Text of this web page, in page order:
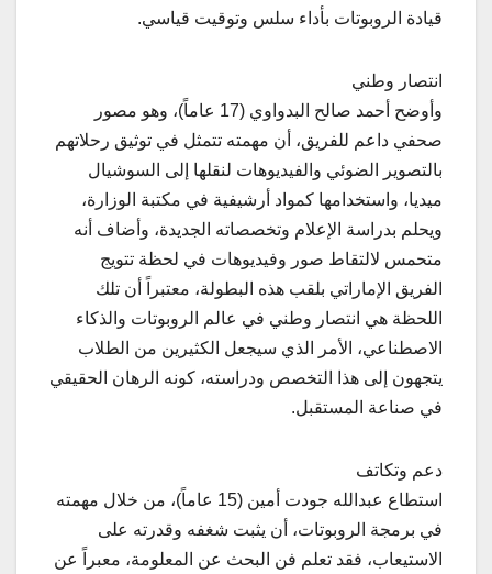
قيادة الروبوتات بأداء سلس وتوقيت قياسي.
انتصار وطني
وأوضح أحمد صالح البدواوي (17 عاماً)، وهو مصور
صحفي داعم للفريق، أن مهمته تتمثل في توثيق رحلاتهم
بالتصوير الضوئي والفيديوهات لنقلها إلى السوشيال
ميديا، واستخدامها كمواد أرشيفية في مكتبة الوزارة،
ويحلم بدراسة الإعلام وتخصصاته الجديدة، وأضاف أنه
متحمس لالتقاط صور وفيديوهات في لحظة تتويج
الفريق الإماراتي بلقب هذه البطولة، معتبراً أن تلك
اللحظة هي انتصار وطني في عالم الروبوتات والذكاء
الاصطناعي، الأمر الذي سيجعل الكثيرين من الطلاب
يتجهون إلى هذا التخصص ودراسته، كونه الرهان الحقيقي
في صناعة المستقبل.
دعم وتكاتف
استطاع عبدالله جودت أمين (15 عاماً)، من خلال مهمته
في برمجة الروبوتات، أن يثبت شغفه وقدرته على
الاستيعاب، فقد تعلم فن البحث عن المعلومة، معبراً عن